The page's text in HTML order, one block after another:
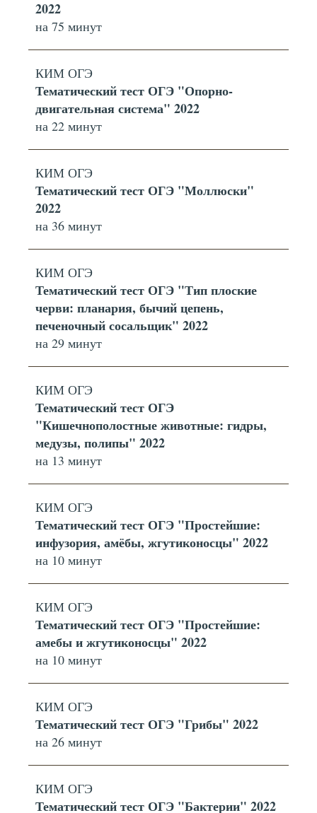
2022
на 75 минут
КИМ ОГЭ
Тематический тест ОГЭ "Опорно-
двигательная система" 2022
на 22 минут
КИМ ОГЭ
Тематический тест ОГЭ "Моллюски"
2022
на 36 минут
КИМ ОГЭ
Тематический тест ОГЭ "Тип плоские
черви: планария, бычий цепень,
печеночный сосальщик" 2022
на 29 минут
КИМ ОГЭ
Тематический тест ОГЭ
"Кишечнополостные животные: гидры,
медузы, полипы" 2022
на 13 минут
КИМ ОГЭ
Тематический тест ОГЭ "Простейшие:
инфузория, амёбы, жгутиконосцы" 2022
на 10 минут
КИМ ОГЭ
Тематический тест ОГЭ "Простейшие:
амебы и жгутиконосцы" 2022
на 10 минут
КИМ ОГЭ
Тематический тест ОГЭ "Грибы" 2022
на 26 минут
КИМ ОГЭ
Тематический тест ОГЭ "Бактерии" 2022